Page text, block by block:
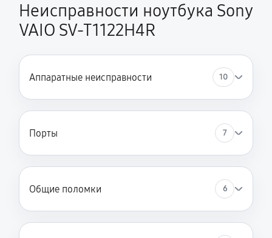
Неисправности ноутбука Sony
VAIO SV-T1122H4R
Аппаратные неисправности 10
Порты 7
Общие поломки 6